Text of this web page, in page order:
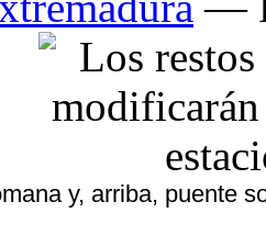
y, arriba, puente